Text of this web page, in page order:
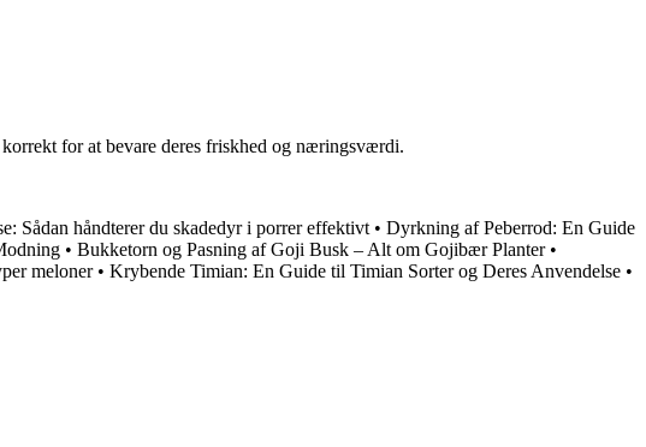
for at bevare deres friskhed og næringsværdi.
Sådan håndterer du skadedyr i porrer effektivt • Dyrkning af Peberrod: En Guide
• Bukketorn og Pasning af Goji Busk – Alt om Gojibær Planter•
meloner• Krybende Timian: En Guide til Timian Sorter og Deres Anvendelse •